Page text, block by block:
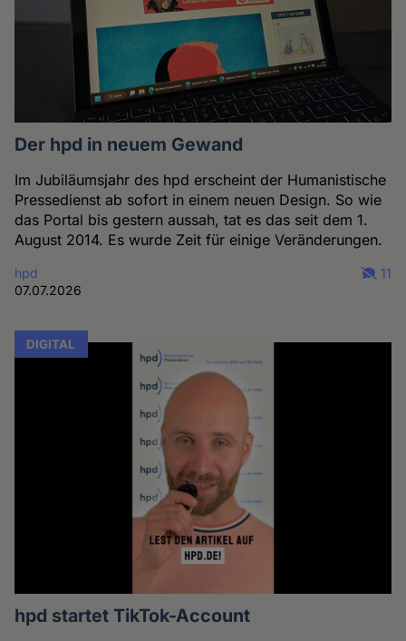
Der hpd in neuem Gewand
Im Jubiläumsjahr des hpd erscheint der Humanistische
Pressedienst ab sofort in einem neuen Design. So wie
das Portal bis gestern aussah, tat es das seit dem 1.
August 2014. Es wurde Zeit für einige Veränderungen.
hpd
07.07.2026
11
DIGITAL
hpd startet TikTok-Account